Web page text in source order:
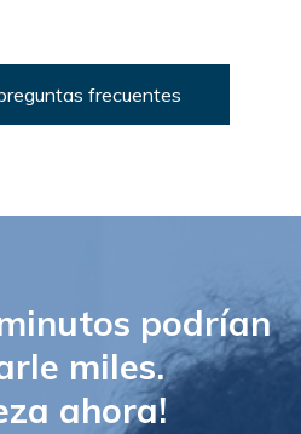
frecuentes
podrían
miles.
ahora!